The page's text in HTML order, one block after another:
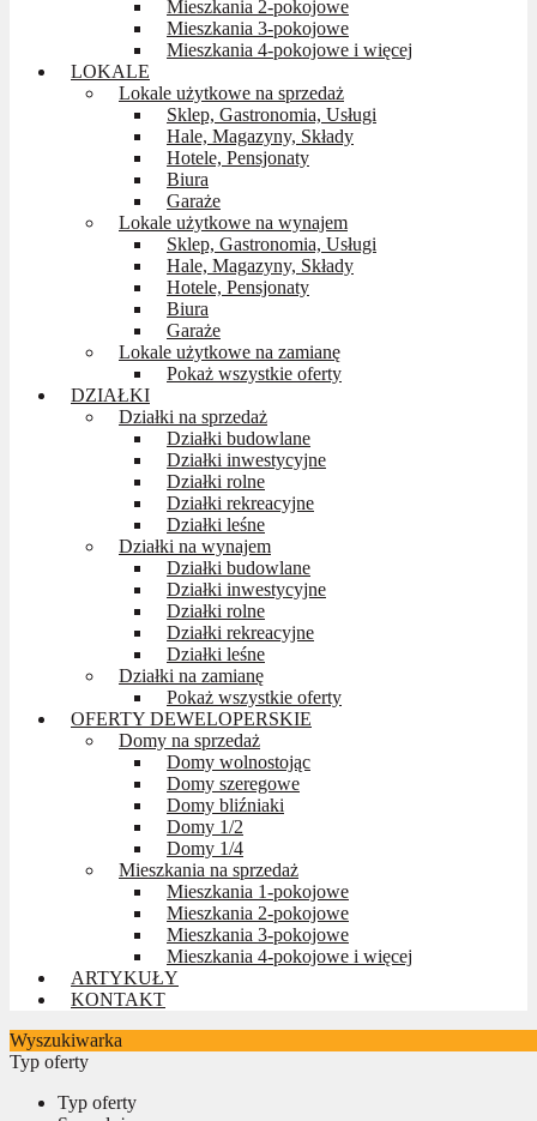
Mieszkania 2-pokojowe
Mieszkania 3-pokojowe
Mieszkania 4-pokojowe i więcej
LOKALE
Lokale użytkowe na sprzedaż
Sklep, Gastronomia, Usługi
Hale, Magazyny, Składy
Hotele, Pensjonaty
Biura
Garaże
Lokale użytkowe na wynajem
Sklep, Gastronomia, Usługi
Hale, Magazyny, Składy
Hotele, Pensjonaty
Biura
Garaże
Lokale użytkowe na zamianę
Pokaż wszystkie oferty
DZIAŁKI
Działki na sprzedaż
Działki budowlane
Działki inwestycyjne
Działki rolne
Działki rekreacyjne
Działki leśne
Działki na wynajem
Działki budowlane
Działki inwestycyjne
Działki rolne
Działki rekreacyjne
Działki leśne
Działki na zamianę
Pokaż wszystkie oferty
OFERTY DEWELOPERSKIE
Domy na sprzedaż
Domy wolnostojąc
Domy szeregowe
Domy bliźniaki
Domy 1/2
Domy 1/4
Mieszkania na sprzedaż
Mieszkania 1-pokojowe
Mieszkania 2-pokojowe
Mieszkania 3-pokojowe
Mieszkania 4-pokojowe i więcej
ARTYKUŁY
KONTAKT
Wyszukiwarka
Typ oferty
Typ oferty